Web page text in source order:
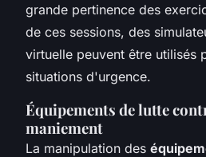
grande pertinence des
de ces sessions, des
virtuelle peuvent être utilisés
situations d'urgence.
Équipements de lutte
maniement
La manipulation des